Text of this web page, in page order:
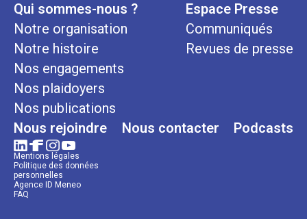
Qui sommes-nous ?
Notre organisation
Notre histoire
Nos engagements
Nos plaidoyers
Nos publications
Espace Presse
Communiqués
Revues de presse
Nous rejoindre Nous contacter Podcasts
Mentions légales
Politique des données
personnelles
Agence ID Meneo
FAQ